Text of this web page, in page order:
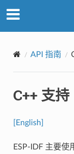
API 指南
C++ 支持
[English]
ESP-IDF 主要使